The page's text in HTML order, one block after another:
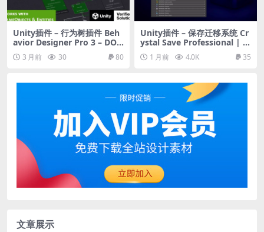
Unity插件 – 行为树插件 Beh
avior Designer Pro 3 – DOT
S Powered Behavior Trees
3 月前 30 80
Unity插件 – 保存迁移系统 Cr
ystal Save Professional | S
ave System
1 月前 4.0K 35
文章展示